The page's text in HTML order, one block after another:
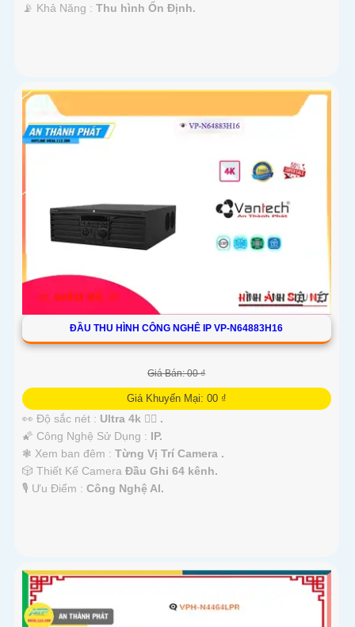
️📡 Khả Năng : Thu hình Ổn Định.
ĐẦU THU HÌNH CÔNG NGHÊ IP VP-N64883H16
Giá Bán: 00 ₫
Giá Khuyến Mại: 00 ₫
👀 Độ sắc nét : Ultra 4k 👍🏾 .
🌠 Công Nghệ Sử Dụng : IP.
❃ Xem ban đêm : Từng Vị Trí Camera .
🎲 Thiết Kế Camera Đầu Ghi 64 kênh.
️🎙 Ưu Điểm : Công Nghệ AI.